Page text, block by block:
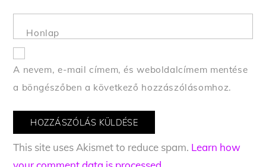
Honlap
A nevem, e-mail címem, és weboldalcímem mentése
a böngészőben a következő hozzászólásomhoz.
This site uses Akismet to reduce spam. Learn how